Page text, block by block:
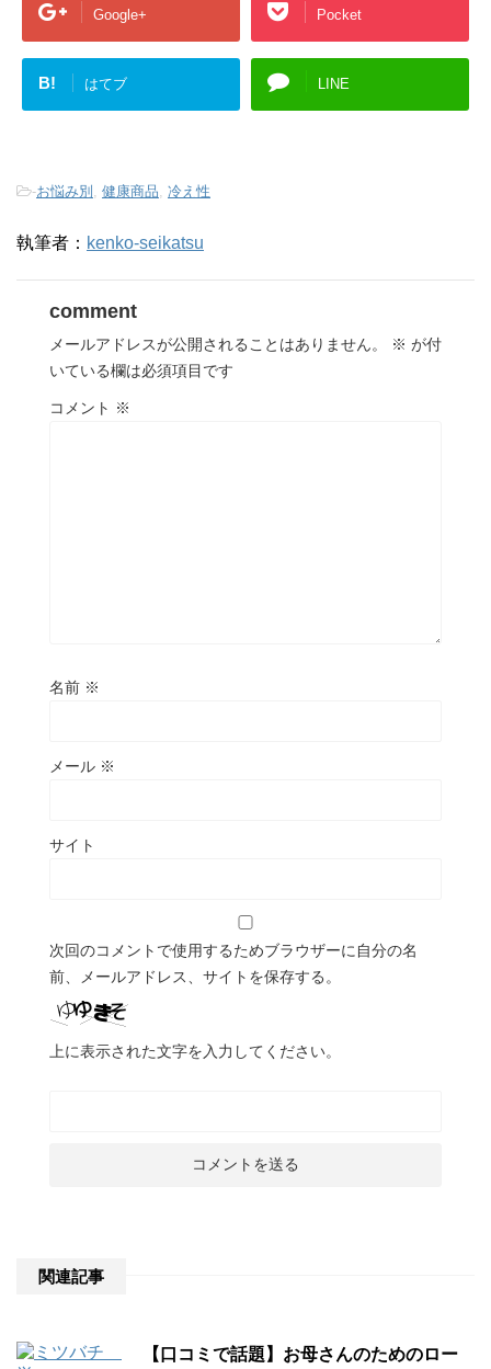
Google+ Pocket
B! はてブ LINE
-お悩み別 健康商品 冷え性
執筆者： kenko-seikatsu
comment
メールアドレスが公開されることはありません。 ※ が付
いている欄は必須項目です
コメント ※
名前 ※
メール ※
サイト
次回のコメントで使用するためブラウザーに自分の名
前、メールアドレス、サイトを保存する。
上に表示された文字を入力してください。
関連記事
【口コミで話題】お母さんのためのロー